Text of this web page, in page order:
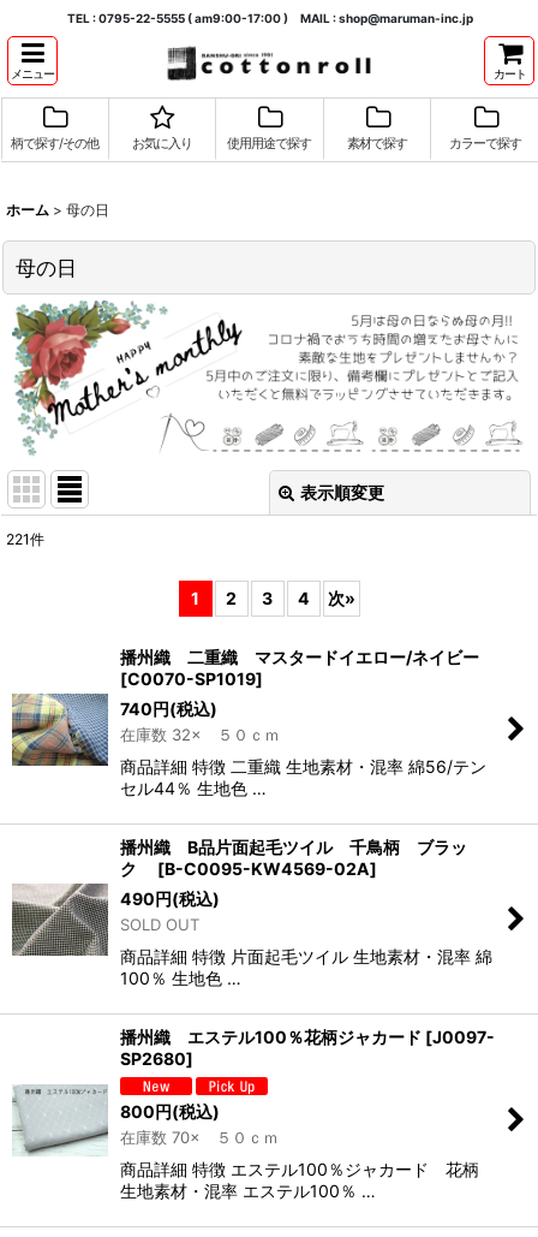
TEL : 0795-22-5555 ( am9:00-17:00 ) MAIL : shop@maruman-inc.jp
メニュー カート
柄で探す/その他 お気に入り 使用用途で探す 素材で探す カラーで探す
ホーム > 母の日
母の日
表示順変更
絞り込む
221件
1 2 3 4 次»
播州織 二重織 マスタードイエロー/ネイビー
[C0070-SP1019]
740円(税込)
在庫数 32× ５０ｃｍ
商品詳細 特徴 二重織 生地素材・混率 綿56/テン
セル44％ 生地色 …
播州織 B品片面起毛ツイル 千鳥柄 ブラッ
ク
[B-C0095-KW4569-02A]
490円(税込)
SOLD OUT
商品詳細 特徴 片面起毛ツイル 生地素材・混率 綿
100％ 生地色 …
播州織 エステル100％花柄ジャカード [J0097-
SP2680]
800円(税込)
在庫数 70× ５０ｃｍ
商品詳細 特徴 エステル100％ジャカード 花柄
生地素材・混率 エステル100％ …